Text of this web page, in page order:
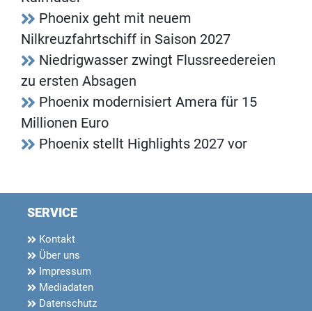
Phoenix geht mit neuem
Nilkreuzfahrtschiff in Saison 2027
Niedrigwasser zwingt Flussreedereien
zu ersten Absagen
Phoenix modernisiert Amera für 15
Millionen Euro
Phoenix stellt Highlights 2027 vor
SERVICE
Kontakt
Über uns
Impressum
Mediadaten
Datenschutz